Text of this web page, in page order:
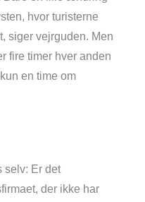
hvor turisterne
siger vejrguden. Men
fire timer hver anden
en time om
selv: Er det
der ikke har